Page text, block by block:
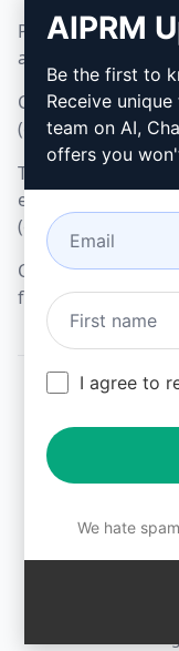
Politique
acceptable (en)
Conditions
(en)
Termes relatifs aux
extensions de
(en)
Conditions de
facturation (en)
All logos,
AIPRM and
Unauthorized
violation of
AIPRM
Be the first to
Receive
team on AI,
offers you
I agree to
We hate